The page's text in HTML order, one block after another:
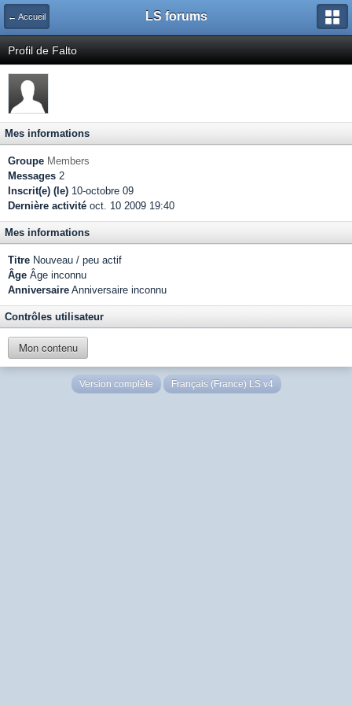
← Accueil LS forums
Profil de Falto
Mes informations
Groupe Members
Messages 2
Inscrit(e) (le) 10-octobre 09
Dernière activité oct. 10 2009 19:40
Mes informations
Titre Nouveau / peu actif
Âge Âge inconnu
Anniversaire Anniversaire inconnu
Contrôles utilisateur
Mon contenu
Version complète Français (France) LS v4